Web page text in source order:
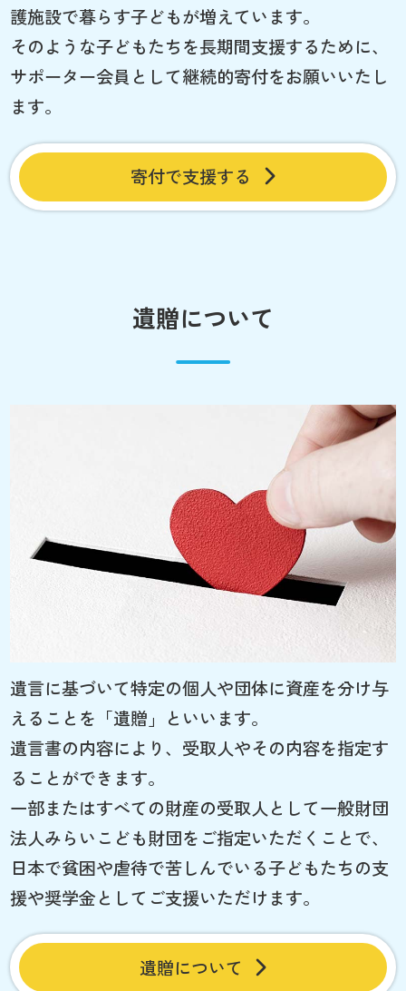
護施設で暮らす子どもが増えています。
そのような子どもたちを長期間支援するために、
サポーター会員として継続的寄付をお願いいたし
ます。
寄付で支援する
遺贈について
遺言に基づいて特定の個人や団体に資産を分け与
えることを「遺贈」といいます。
遺言書の内容により、受取人やその内容を指定す
ることができます。
一部またはすべての財産の受取人として一般財団
法人みらいこども財団をご指定いただくことで、
日本で貧困や虐待で苦しんでいる子どもたちの支
援や奨学金としてご支援いただけます。
遺贈について